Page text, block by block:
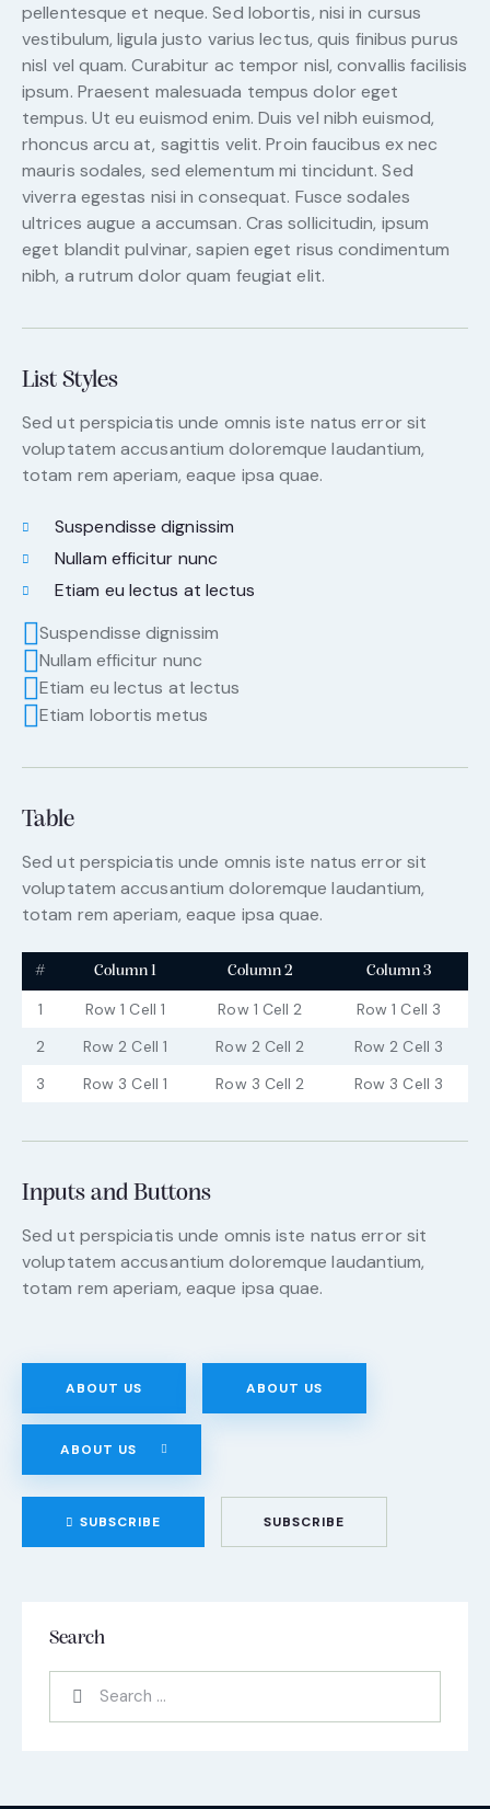
pellentesque et neque. Sed lobortis, nisi in cursus
vestibulum, ligula justo varius lectus, quis finibus purus
nisl vel quam. Curabitur ac tempor nisl, convallis facilisis
ipsum. Praesent malesuada tempus dolor eget
tempus. Ut eu euismod enim. Duis vel nibh euismod,
rhoncus arcu at, sagittis velit. Proin faucibus ex nec
mauris sodales, sed elementum mi tincidunt. Sed
viverra egestas nisi in consequat. Fusce sodales
ultrices augue a accumsan. Cras sollicitudin, ipsum
eget blandit pulvinar, sapien eget risus condimentum
nibh, a rutrum dolor quam feugiat elit.
List Styles
Sed ut perspiciatis unde omnis iste natus error sit
voluptatem accusantium doloremque laudantium,
totam rem aperiam, eaque ipsa quae.
Suspendisse dignissim
Nullam efficitur nunc
Etiam eu lectus at lectus
Suspendisse dignissim
Nullam efficitur nunc
Etiam eu lectus at lectus
Etiam lobortis metus
Table
Sed ut perspiciatis unde omnis iste natus error sit
voluptatem accusantium doloremque laudantium,
totam rem aperiam, eaque ipsa quae.
# Column 1 Column 2 Column 3
1 Row 1 Cell 1 Row 1 Cell 2
Row 1 Cell 3
2
Row 2 Cell 1 Row 2 Cell 2
Row 2 Cell 3
3
Row 3 Cell 1 Row 3 Cell 2 Row 3 Cell 3
Inputs and Buttons
Sed ut perspiciatis unde omnis iste natus error sit
voluptatem accusantium doloremque laudantium,
totam rem aperiam, eaque ipsa quae.
ABOUT US ABOUT US
ABOUT US
SUBSCRIBE SUBSCRIBE
Search